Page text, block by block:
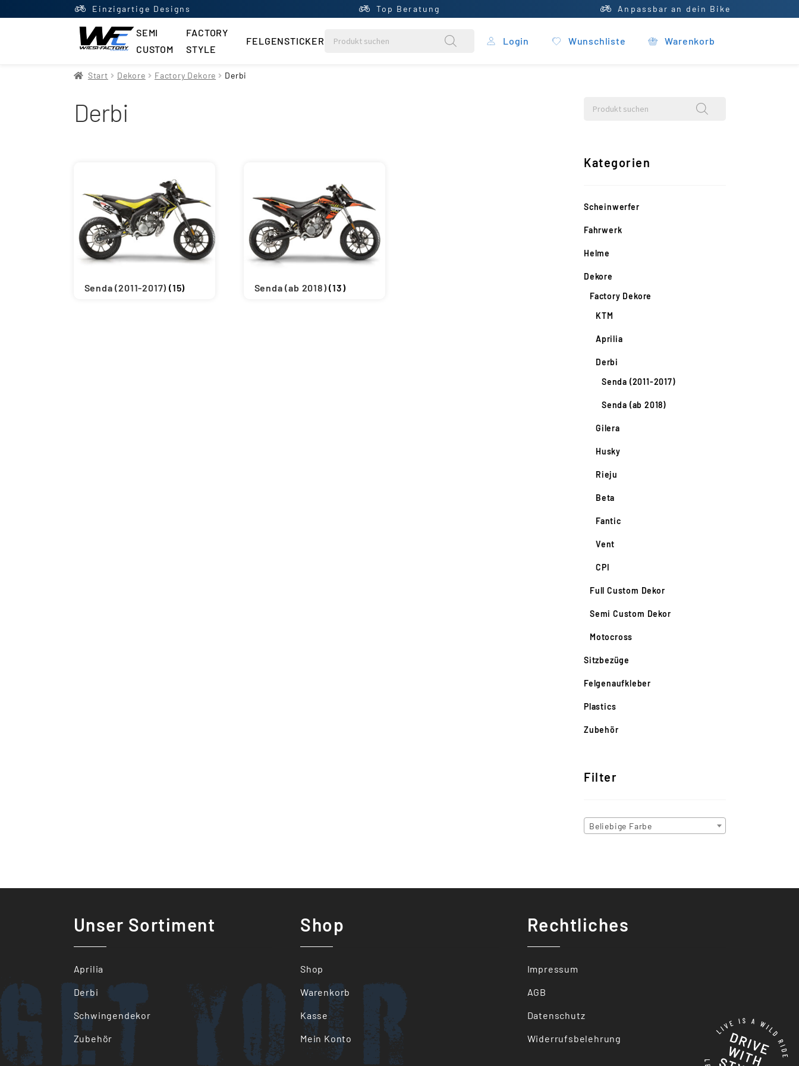
Einzigartige Designs Top Beratung Anpassbar an dein Bike
SEMI
CUSTOM
FACTORY
STYLE
FELGENSTICKER
StartAGB Datenschutzerklärung
Widerrufsbelehrung Wunschliste
Login Wunschliste Warenkorb
Start Dekore Factory Dekore Derbi
Derbi
Senda (2011-2017) (15) Senda (ab 2018)(13)
Kategorien
Scheinwerfer
Fahrwerk
Helme
Dekore
Factory Dekore
KTM
Aprilia
Derbi
Senda (2011-2017)
Senda (ab 2018)
Gilera
Husky
Rieju
Beta
Fantic
Vent
CPI
Full Custom Dekor
Semi Custom Dekor
Motocross
Sitzbezüge
Felgenaufkleber
Plastics
Zubehör
Filter
Beliebige Farbe
Unser Sortiment
Aprilia
Derbi
Schwingendekor
Zubehör
Shop
Shop
Warenkorb
Kasse
Mein Konto
Rechtliches
Impressum
AGB
Datenschutz
Widerrufsbelehrung
your